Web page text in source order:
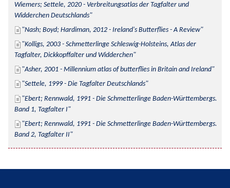
Wiemers; Settele, 2020 - Verbreitungsatlas der Tagfalter und
Widderchen Deutschlands
Nash; Boyd; Hardiman, 2012 - Ireland's Butterflies - A Review
Kolligs, 2003 - Schmetterlinge Schleswig-Holsteins, Atlas der
Tagfalter, Dickkopffalter und Widderchen
Asher, 2001 - Millennium atlas of butterflies in Britain and Ireland
Settele, 1999 - Die Tagfalter Deutschlands
Ebert; Rennwald, 1991 - Die Schmetterlinge Baden-Württembergs.
Band 1, Tagfalter I
Ebert; Rennwald, 1991 - Die Schmetterlinge Baden-Württembergs.
Band 2, Tagfalter II